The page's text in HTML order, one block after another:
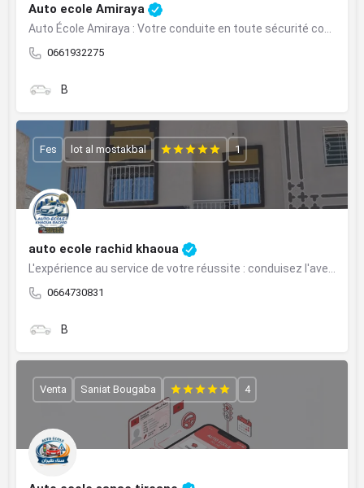
Auto ecole Amiraya
0661932275
B
auto ecole rachid khaoua
0664730831
Fes lot al mostakbal 1
B
Venta Saniat Bougaba 4